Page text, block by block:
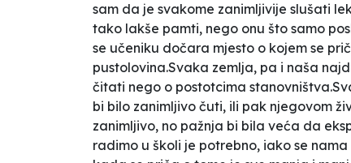
sam da je svakome zanimljivije slušati
tako lakše pamti, nego onu što samo
se učeniku dočara mjesto o kojem se
pustolovina.Svaka zemlja, pa i naša
čitati nego o postotcima
bi bilo zanimljivo čuti, ili pak njegovom
zanimljivo, no pažnja bi bila veća da
radimo u školi je potrebno, iako se